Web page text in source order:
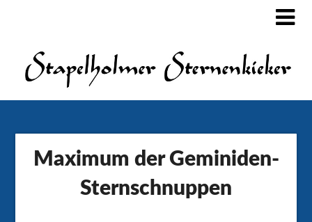
Maximum der Geminiden-
Sternschnuppen